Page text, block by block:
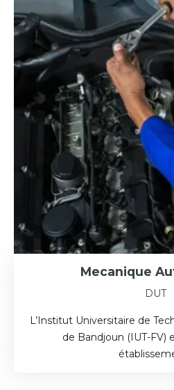
Mecanique
DUT
L’Institut Universitaire de
de Bandjoun (IUT-FV)